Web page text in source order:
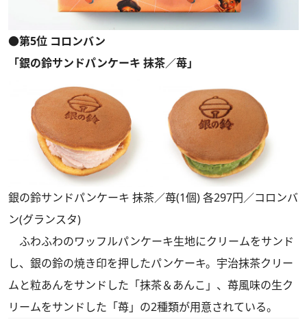
●第5位 コロンバン
「銀の鈴サンドパンケーキ 抹茶／苺」
銀の鈴サンドパンケーキ 抹茶／苺(1個) 各297円／コロンバ
ン(グランスタ)
ふわふわのワッフルパンケーキ生地にクリームをサンド
し、銀の鈴の焼き印を押したパンケーキ。宇治抹茶クリー
ムと粒あんをサンドした「抹茶＆あんこ」、苺風味の生ク
リームをサンドした「苺」の2種類が用意されている。